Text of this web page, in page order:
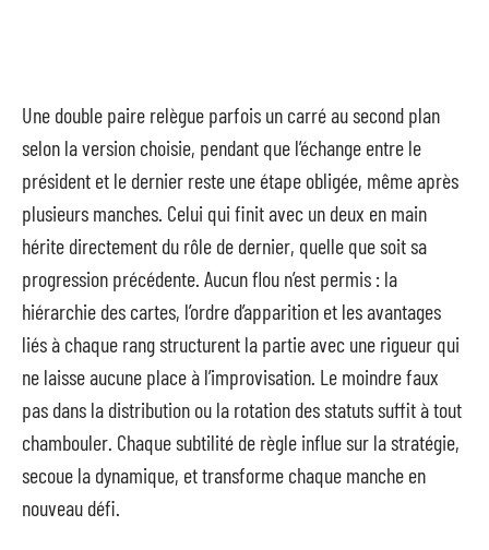
Une double paire relègue parfois un carré au second plan
selon la version choisie, pendant que l’échange entre le
président et le dernier reste une étape obligée, même après
plusieurs manches. Celui qui finit avec un deux en main
hérite directement du rôle de dernier, quelle que soit sa
progression précédente. Aucun flou n’est permis : la
hiérarchie des cartes, l’ordre d’apparition et les avantages
liés à chaque rang structurent la partie avec une rigueur qui
ne laisse aucune place à l’improvisation. Le moindre faux
pas dans la distribution ou la rotation des statuts suffit à tout
chambouler. Chaque subtilité de règle influe sur la stratégie,
secoue la dynamique, et transforme chaque manche en
nouveau défi.